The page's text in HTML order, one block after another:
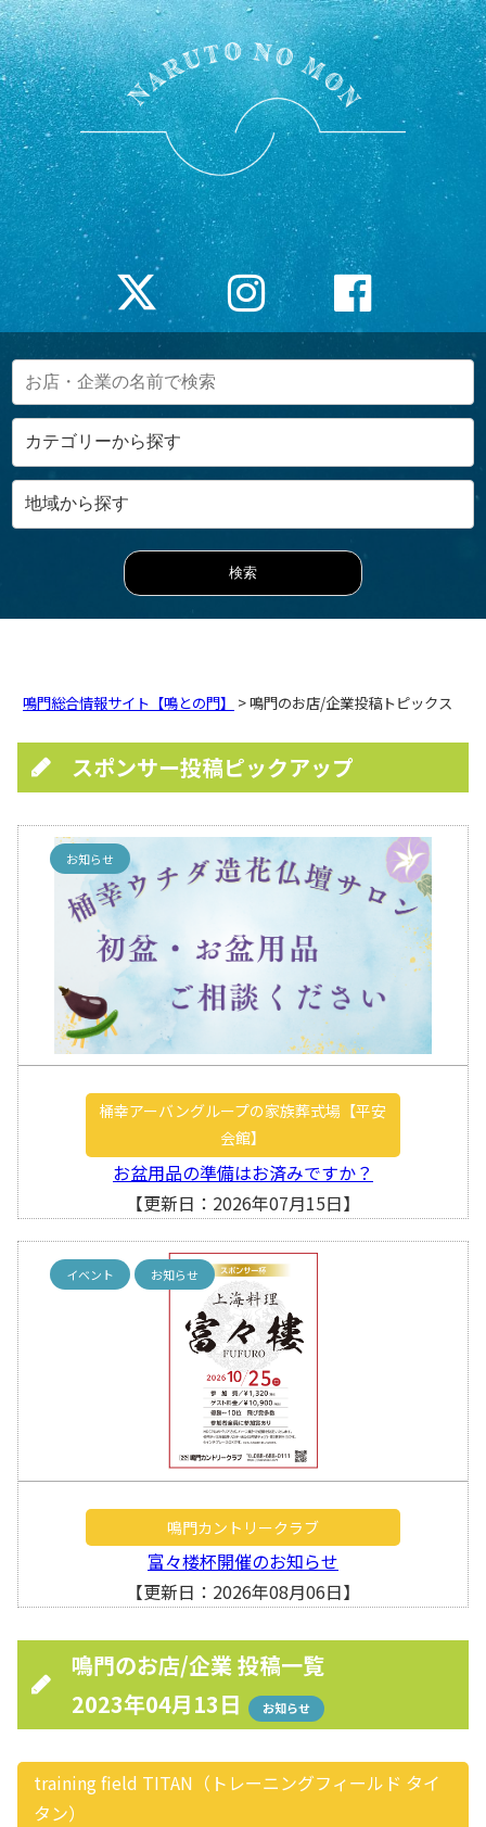
鳴門総合情報サイト【鳴との門】 > 鳴門のお店/企業投稿トピックス
スポンサー投稿ピックアップ
お知らせ
桶幸アーバングループの家族葬式場【平安
会館】
お盆用品の準備はお済みですか？
【更新日：2026年07月15日】
イベント お知らせ
鳴門カントリークラブ
富々楼杯開催のお知らせ
【更新日：2026年08月06日】
鳴門のお店/企業 投稿一覧
2023年04月13日
お知らせ
training field TITAN（トレーニングフィールド タイ
タン）